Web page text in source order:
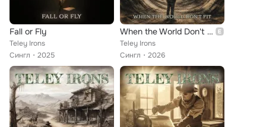
Fall or Fly
Teley Irons
Сингл
2025
When the World Don't Fit
Teley Irons
Сингл
2026